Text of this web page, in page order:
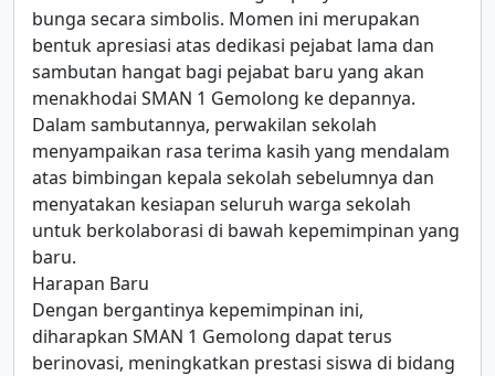
bunga secara simbolis. Momen ini merupakan
bentuk apresiasi atas dedikasi pejabat lama dan
sambutan hangat bagi pejabat baru yang akan
menakhodai SMAN 1 Gemolong ke depannya.
Dalam sambutannya, perwakilan sekolah
menyampaikan rasa terima kasih yang mendalam
atas bimbingan kepala sekolah sebelumnya dan
menyatakan kesiapan seluruh warga sekolah
untuk berkolaborasi di bawah kepemimpinan yang
baru.
Harapan Baru
Dengan bergantinya kepemimpinan ini,
diharapkan SMAN 1 Gemolong dapat terus
berinovasi, meningkatkan prestasi siswa di bidang